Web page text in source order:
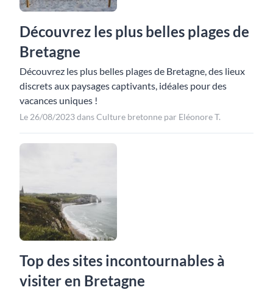
Découvrez les plus belles plages de
Bretagne
Découvrez les plus belles plages de Bretagne, des lieux
discrets aux paysages captivants, idéales pour des
vacances uniques !
Le 26/08/2023 dans Culture bretonne par Eléonore T.
Top des sites incontournables à
visiter en Bretagne